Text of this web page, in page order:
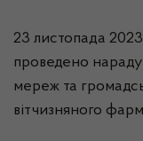
23 листопада
проведено
мереж та
вітчизняного